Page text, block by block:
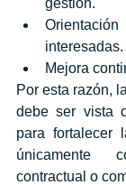
gestión.
interesadas.
Mejora
Por esta razón,
debe ser vista
para fortalecer
únicamente
contractual o